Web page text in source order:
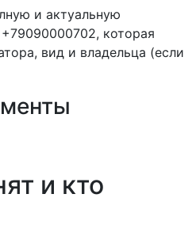
и актуальную
которая
вид и владельца (если
и кто